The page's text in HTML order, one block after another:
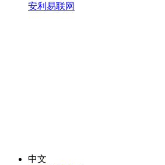
安利易联网
中文